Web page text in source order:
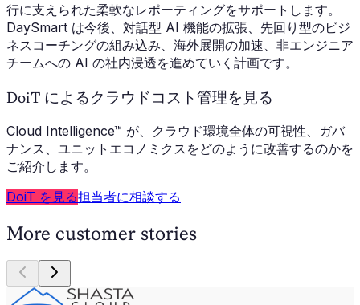
行に支えられた柔軟なレポーティングをサポートします。
DaySmart は今後、対話型 AI 機能の拡張、先回り型のビジ
ネスコーチングの組み込み、海外展開の加速、非エンジニア
チームへの AI の社内浸透を進めていく計画です。
DoiT によるクラウドコスト管理を見る
Cloud Intelligence™ が、クラウド環境全体の可視性、ガバ
ナンス、ユニットエコノミクスをどのように改善するのかを
ご紹介します。
DoiT を見る担当者に相談する
More customer stories